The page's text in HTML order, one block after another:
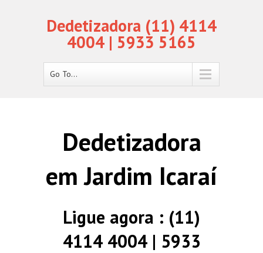
Dedetizadora (11) 4114
4004 | 5933 5165
Go To...
Dedetizadora
em Jardim Icaraí
Ligue agora : (11)
4114 4004 | 5933